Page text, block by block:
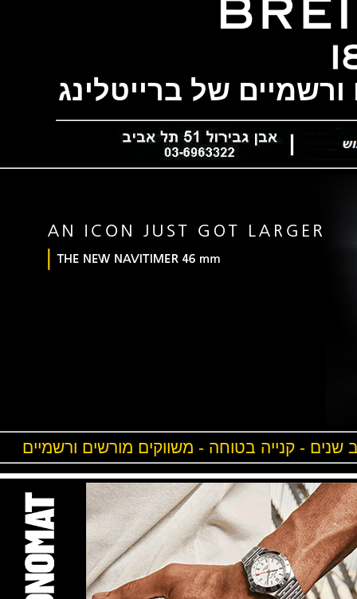
של ברייטלינג
- קנייה בטוחה - משווקים מורשים ורשמיים